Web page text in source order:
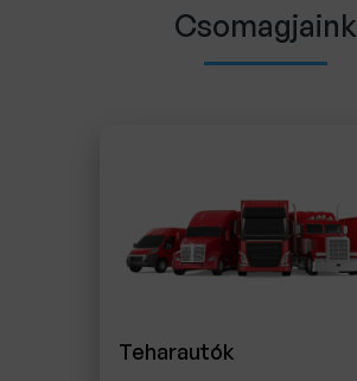
Csomagjaink
Teharautók